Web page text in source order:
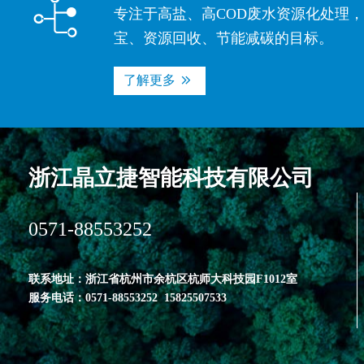

专注于高盐、高COD废水资源化处理
宝、资源回收、节能减碳的目标。
了解更多
 
浙江晶立捷智能科技有限公司
0571-88553252
联系地址：浙江省杭州市余杭区杭师大科技园F1012室
服务电话：0571-88553252 15825507533